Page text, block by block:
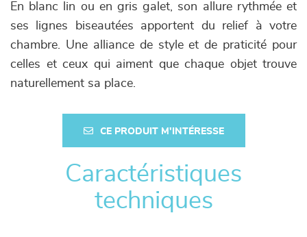
En blanc lin ou en gris galet, son allure rythmée et
ses lignes biseautées apportent du relief à votre
chambre. Une alliance de style et de praticité pour
celles et ceux qui aiment que chaque objet trouve
naturellement sa place.
CE PRODUIT M'INTÉRESSE
Caractéristiques
techniques